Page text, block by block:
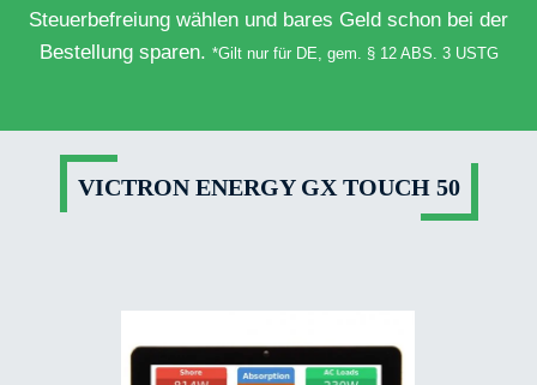
Steuerbefreiung wählen und bares Geld schon bei der
Bestellung sparen. *Gilt nur für DE, gem. § 12 ABS. 3 USTG
VICTRON ENERGY GX TOUCH 50
Bildergalerie überspringen